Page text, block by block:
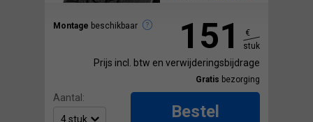
Montage beschikbaar 151
€
stuk
Prijs incl. btw en verwijderingsbijdrage
Gratis bezorging
Aantal:
Bestel